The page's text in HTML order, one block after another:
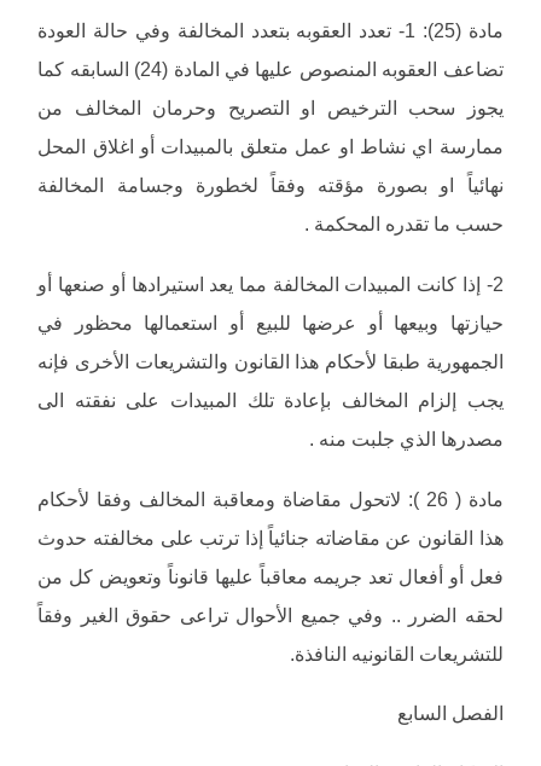
مادة (25): 1- تعدد العقوبه بتعدد المخالفة وفي حالة العودة
تضاعف العقوبه المنصوص عليها في المادة (24) السابقه كما
يجوز سحب الترخيص او التصريح وحرمان المخالف من
ممارسة اي نشاط او عمل متعلق بالمبيدات أو اغلاق المحل
نهائياً او بصورة مؤقته وفقاً لخطورة وجسامة المخالفة
حسب ما تقدره المحكمة .
2- إذا كانت المبيدات المخالفة مما يعد استيرادها أو صنعها أو
حيازتها وبيعها أو عرضها للبيع أو استعمالها محظور في
الجمهورية طبقا لأحكام هذا القانون والتشريعات الأخرى فإنه
يجب إلزام المخالف بإعادة تلك المبيدات على نفقته الى
مصدرها الذي جلبت منه .
مادة ( 26 ): لاتحول مقاضاة ومعاقبة المخالف وفقا لأحكام
هذا القانون عن مقاضاته جنائياً إذا ترتب على مخالفته حدوث
فعل أو أفعال تعد جريمه معاقباً عليها قانوناً وتعويض كل من
لحقه الضرر .. وفي جميع الأحوال تراعى حقوق الغير وفقاً
للتشريعات القانونيه النافذة.
الفصل السابع